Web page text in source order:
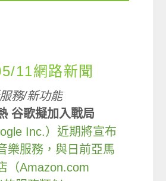
11網路新聞
務/新功能
谷歌擬加入戰局
Inc.）近期將宣布
樂服務，與日前亞馬
（Amazon.com